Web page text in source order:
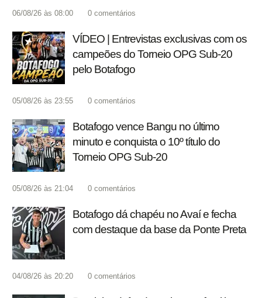
06/08/26 às 08:00 0 comentários
VÍDEO | Entrevistas exclusivas com os
campeões do Torneio OPG Sub-20
pelo Botafogo
05/08/26 às 23:55 0 comentários
Botafogo vence Bangu no último
minuto e conquista o 10º título do
Torneio OPG Sub-20
05/08/26 às 21:04 0 comentários
Botafogo dá chapéu no Avaí e fecha
com destaque da base da Ponte Preta
04/08/26 às 20:20 0 comentários